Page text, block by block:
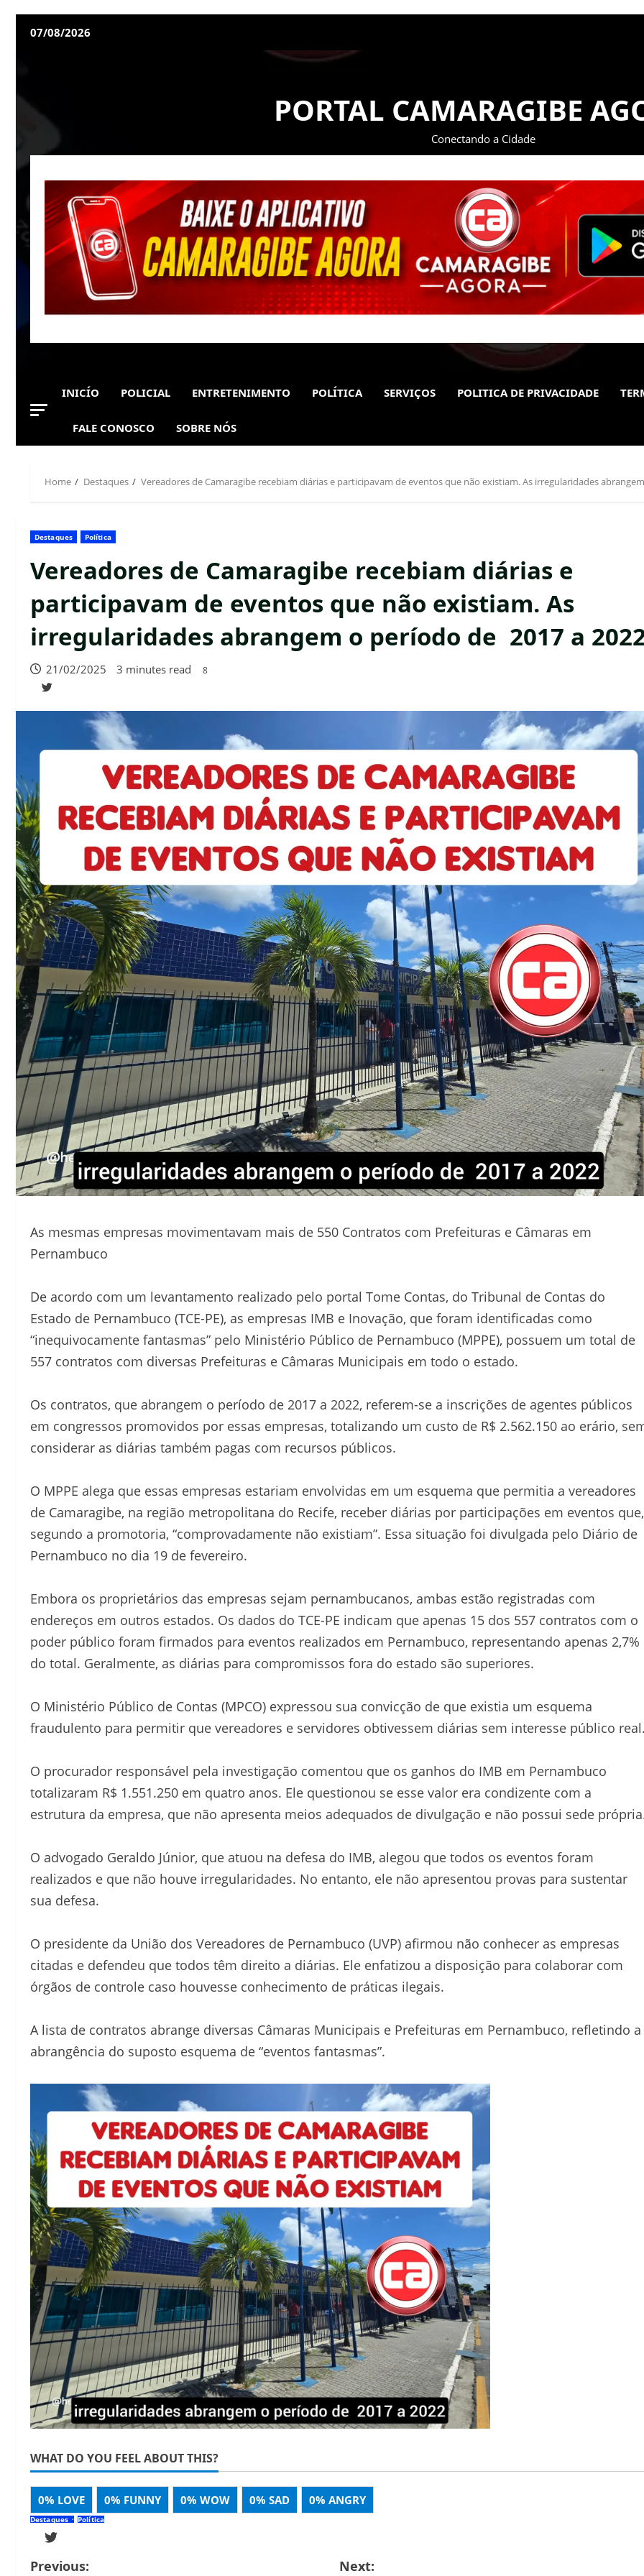
07/08/2026
PORTAL CAMARAGIBE
Conectando a Cidade
INICÍO POLICIAL ENTRETENIMENTO POLÍTICA SERVIÇOS POLITICA DE PRIVACIDADE
FALE CONOSCO SOBRE NÓS
Home Destaques Vereadores de Camaragibe recebiam diárias e participavam de eventos que não existiam. As irregularidades
Destaques Política
Vereadores de Camaragibe recebiam diárias e
participavam de eventos que não existiam. As
irregularidades abrangem o período de 2017 a
21/02/2025 3 minutes read 8
As mesmas empresas movimentavam mais de 550 Contratos com Prefeituras e Câmaras em
Pernambuco
De acordo com um levantamento realizado pelo portal Tome Contas, do Tribunal de Contas do
Estado de Pernambuco (TCE-PE), as empresas IMB e Inovação, que foram identificadas como
“inequivocamente fantasmas” pelo Ministério Público de Pernambuco (MPPE), possuem um total de
557 contratos com diversas Prefeituras e Câmaras Municipais em todo o estado.
Os contratos, que abrangem o período de 2017 a 2022, referem-se a inscrições de agentes públicos
em congressos promovidos por essas empresas, totalizando um custo de R$ 2.562.150 ao erário,
considerar as diárias também pagas com recursos públicos.
O MPPE alega que essas empresas estariam envolvidas em um esquema que permitia a vereadores
de Camaragibe, na região metropolitana do Recife, receber diárias por participações em eventos que,
segundo a promotoria, “comprovadamente não existiam”. Essa situação foi divulgada pelo Diário de
Pernambuco no dia 19 de fevereiro.
Embora os proprietários das empresas sejam pernambucanos, ambas estão registradas com
endereços em outros estados. Os dados do TCE-PE indicam que apenas 15 dos 557 contratos com o
poder público foram firmados para eventos realizados em Pernambuco, representando apenas 2,7%
do total. Geralmente, as diárias para compromissos fora do estado são superiores.
O Ministério Público de Contas (MPCO) expressou sua convicção de que existia um esquema
fraudulento para permitir que vereadores e servidores obtivessem diárias sem interesse público
O procurador responsável pela investigação comentou que os ganhos do IMB em Pernambuco
totalizaram R$ 1.551.250 em quatro anos. Ele questionou se esse valor era condizente com a
estrutura da empresa, que não apresenta meios adequados de divulgação e não possui sede
O advogado Geraldo Júnior, que atuou na defesa do IMB, alegou que todos os eventos foram
realizados e que não houve irregularidades. No entanto, ele não apresentou provas para sustentar
sua defesa.
O presidente da União dos Vereadores de Pernambuco (UVP) afirmou não conhecer as empresas
citadas e defendeu que todos têm direito a diárias. Ele enfatizou a disposição para colaborar com
órgãos de controle caso houvesse conhecimento de práticas ilegais.
A lista de contratos abrange diversas Câmaras Municipais e Prefeituras em Pernambuco, refletindo a
abrangência do suposto esquema de “eventos fantasmas”.
WHAT DO YOU FEEL ABOUT THIS?
0% LOVE 0% FUNNY 0% WOW 0% SAD 0% ANGRY
Destaques Política
Previous: Next: